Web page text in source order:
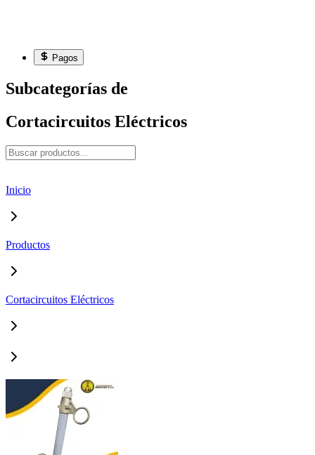
Pagos
Subcategorías de
Cortacircuitos Eléctricos
Inicio
Productos
Cortacircuitos Eléctricos